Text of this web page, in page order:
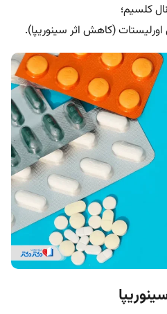
کلسیم؛
(کاهش اثر سینوریپا).